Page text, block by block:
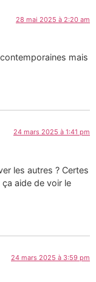
28 mai 2025 à 2:20 am
mais
24 mars 2025 à 1:41 pm
les autres ? Certes
aide de voir le
24 mars 2025 à 3:59 pm